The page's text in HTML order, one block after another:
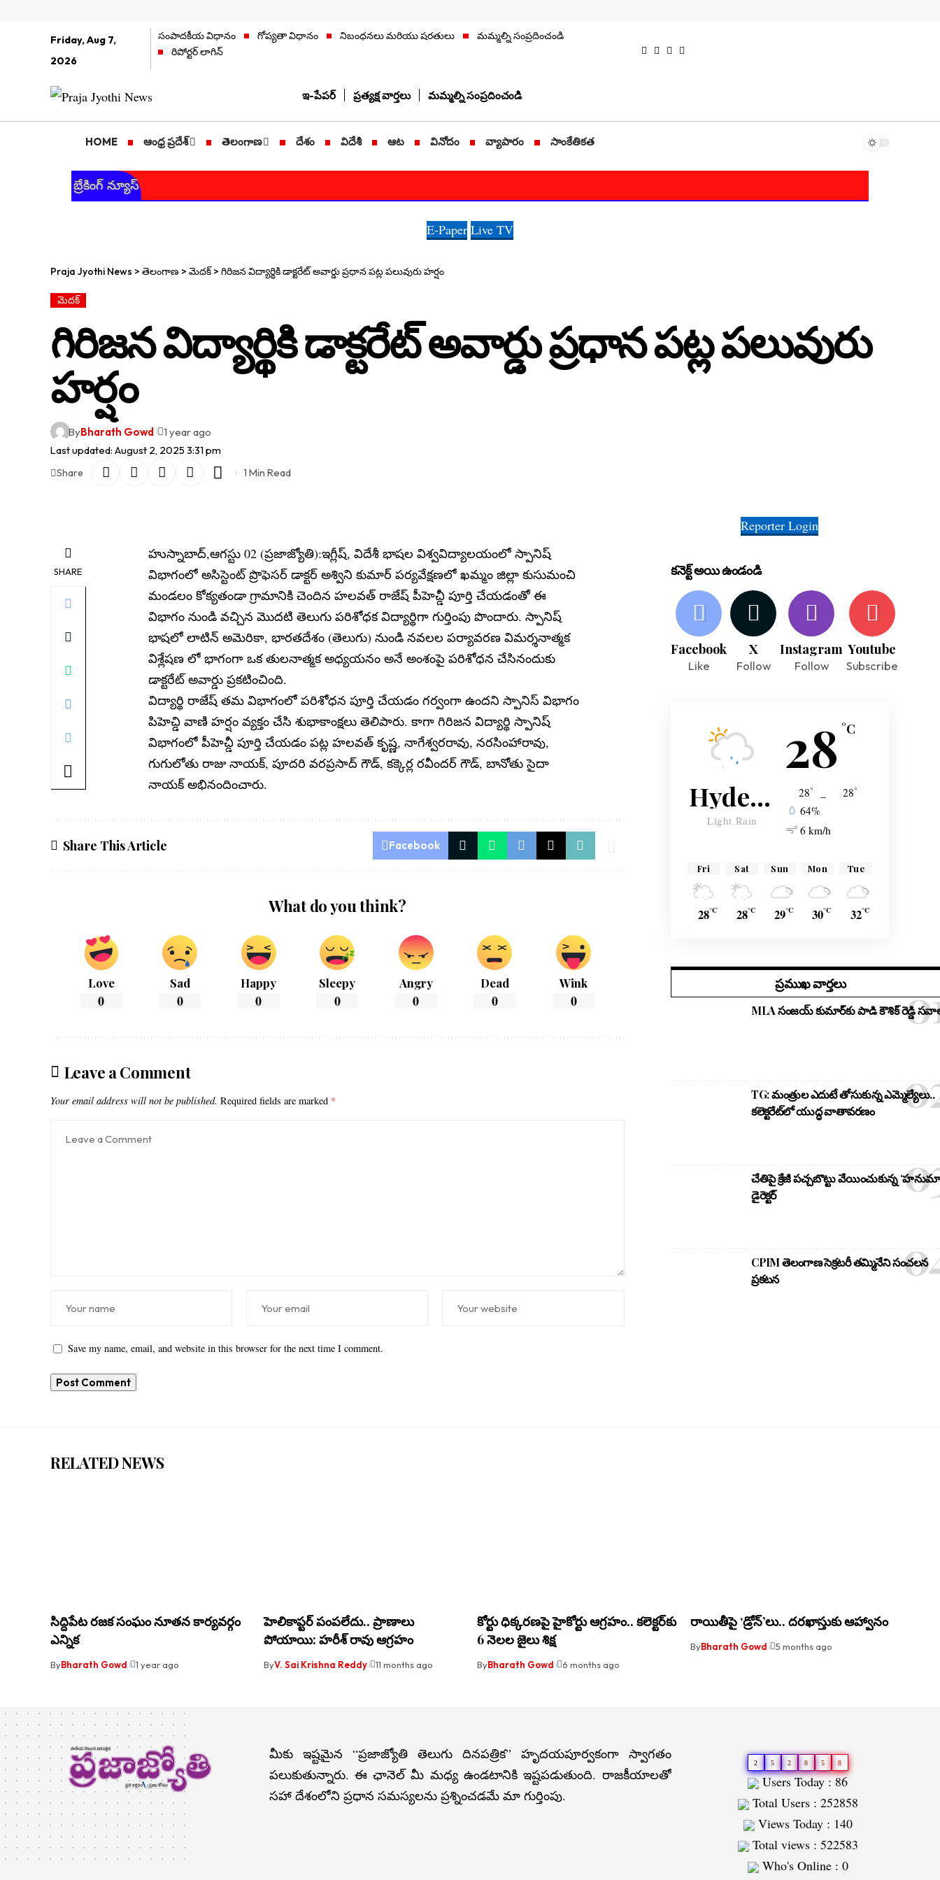
Friday, Aug 7,
2026
సంపాదకీయ విధానం గోప్యతా విధానం నిబంధనలు మరియు షరతులు
మమ్మల్ని సంప్రదించండి
రిపోర్టర్ లాగిన్
ఇ-పేపర్ ప్రత్యక్ష వార్తలు మమ్మల్ని సంప్రదించండి
HOME ఆంధ్ర ప్రదేశ్ తెలంగాణ దేశం విదేశీ ఆట వినోదం వ్యాపారం సాంకేతికత
బ్రేకింగ్ న్యూస్
E-Paper Live TV
Praja Jyothi News > తెలంగాణ > మెదక్> గిరిజన విద్యార్థికి డాక్టరేట్ అవార్డు ప్రధాన పట్ల పలువురు హర్షం
మెదక్
గిరిజన విద్యార్థికి డాక్టరేట్ అవార్డు ప్రధాన పట్ల పలువురు
హర్షం
Last updated: August 2, 2025 3:31 pm
ByBharath Gowd 1 year ago
Share 1 Min Read
SHARE
హుస్నాబాద్,ఆగస్టు 02 (ప్రజాజ్యోతి):ఇగ్లీష్, విదేశీ భాషల విశ్వవిద్యాలయంలో స్పానిష్
విభాగంలో అసిస్టెంట్ ప్రొఫెసర్ డాక్టర్ అశ్విని కుమార్ పర్యవేక్షణలో ఖమ్మం జిల్లా కుసుమంచి
మండలం కోక్యతండా గ్రామానికి చెందిన హలవత్ రాజేష్ పీహెచ్డీ పూర్తి చేయడంతో ఈ
విభాగం నుండి వచ్చిన మొదటి తెలుగు పరిశోధక విద్యార్థిగా గుర్తింపు పొందారు. స్పానిష్
భాషలో లాటిన్ అమెరికా, భారతదేశం (తెలుగు) నుండి నవలల పర్యావరణ విమర్శనాత్మక
విశ్లేషణ లో భాగంగా ఒక తులనాత్మక అధ్యయనం అనే అంశంపై పరిశోధన చేసినందుకు
డాక్టరేట్ అవార్డు ప్రకటించింది.
విద్యార్థి రాజేష్ తమ విభాగంలో పరిశోధన పూర్తి చేయడం గర్వంగా ఉందని స్పానిస్ విభాగం
పిహెచ్డి వాణి హర్షం వ్యక్తం చేసి శుభాకాంక్షలు తెలిపారు. కాగా గిరిజన విద్యార్థి స్పానిష్
విభాగంలో పీహెచ్డీ పూర్తి చేయడం పట్ల హలవత్ కృష్ణ, నాగేశ్వరరావు, నరసింహారావు,
గుగులోతు రాజు నాయక్, పూదరి వరప్రసాద్ గౌడ్, కక్కెర్ల రవీందర్ గౌడ్, బానోతు సైదా
నాయక్ అభినందించారు.
Share This Article Facebook
What do you think?
Love
0
Sad
0
Happy
0
Sleepy
0
Angry
0
Dead
0
Wink
0
Leave a Comment
Your email address will not be published. Required fields are marked *
Save my name, email, and website in this browser for the next time I comment.
Reporter Login
కనెక్ట్ అయి ఉండండి
Facebook
Like
X
Follow
Instagram
Follow
Youtube
Subscribe
28 °C
Hyderabad
Light Rain
28° 28°
64%
6 km/h
Fri
28°C
Sat
28°C
Sun
29°C
Mon
30°C
Tue
32°C
ప్రముఖ వార్తలు
MLA సంజయ్ కుమార్‌కు పాడి కౌశిక్ రెడ్డి
TG: మంత్రుల ఎదుటే తోసుకున్న ఎమ్మెల్యేలు..
కలెక్టరేట్‌లో యుద్ధ వాతావరణం
చేతిపై క్రేజీ పచ్చబొట్టు వేయించుకున్న
డైరెక్టర్
CPIM తెలంగాణ సెక్రటరీ తమ్మినేని సంచలన
ప్రకటన
RELATED NEWS
సిద్దిపేట రజక సంఘం నూతన కార్యవర్గం
ఎన్నిక
ByBharath Gowd 1 year ago
హెలికాప్టర్ పంపలేదు.. ప్రాణాలు
పోయాయి: హరీశ్ రావు ఆగ్రహం
ByV. Sai Krishna Reddy 11 months ago
కోర్టు ధిక్కరణపై హైకోర్టు ఆగ్రహం.. కలెక్టర్‌కు
6 నెలల జైలు శిక్ష
ByBharath Gowd 6 months ago
రాయితీపై ‘డ్రోన్‌’లు.. దరఖాస్తుకు ఆహ్వానం
ByBharath Gowd 5 months ago
మీకు ఇష్టమైన “ప్రజాజ్యోతి తెలుగు దినపత్రిక” హృదయపూర్వకంగా స్వాగతం
పలుకుతున్నారు. ఈ ఛానెల్ మీ మధ్య ఉండటానికి ఇష్టపడుతుంది. రాజకీయాలతో
సహా దేశంలోని ప్రధాన సమస్యలను ప్రశ్నించడమే మా గుర్తింపు.
2 5 2 8 5 8
Users Today : 86
Total Users : 252858
Views Today : 140
Total views : 522583
Who's Online : 0